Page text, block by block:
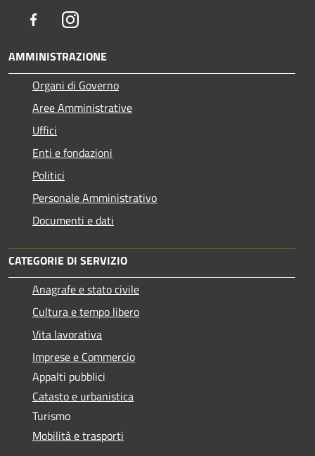
FacebookInstagram
AMMINISTRAZIONE
Organi di Governo
Aree Amministrative
Uffici
Enti e fondazioni
Politici
Personale Amministrativo
Documenti e dati
CATEGORIE DI SERVIZIO
Anagrafe e stato civile
Cultura e tempo libero
Vita lavorativa
Imprese e Commercio
Appalti pubblici
Catasto e urbanistica
Turismo
Mobilità e trasporti